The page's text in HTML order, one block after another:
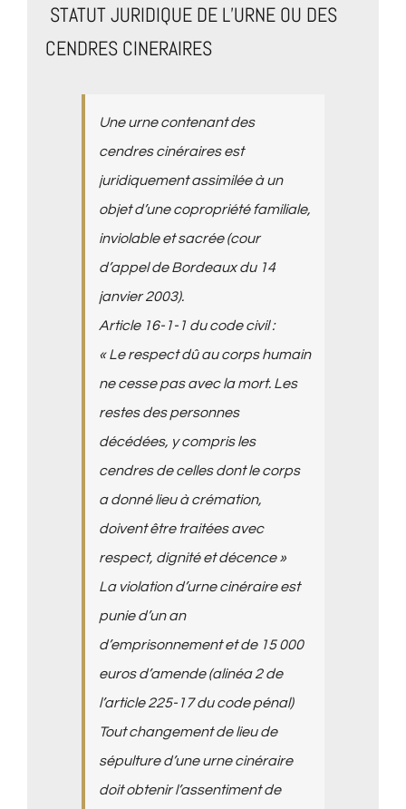
STATUT JURIDIQUE DE L’URNE OU DES
CENDRES CINERAIRES
Une urne contenant des
cendres cinéraires est
juridiquement assimilée à un
objet d’une copropriété familiale,
inviolable et sacrée (cour
d’appel de Bordeaux du 14
janvier 2003).
Article 16-1-1 du code civil :
« Le respect dû au corps humain
ne cesse pas avec la mort. Les
restes des personnes
décédées, y compris les
cendres de celles dont le corps
a donné lieu à crémation,
doivent être traitées avec
respect, dignité et décence »
La violation d’urne cinéraire est
punie d’un an
d’emprisonnement et de 15 000
euros d’amende (alinéa 2 de
l’article 225-17 du code pénal)
Tout changement de lieu de
sépulture d’une urne cinéraire
doit obtenir l’assentiment de